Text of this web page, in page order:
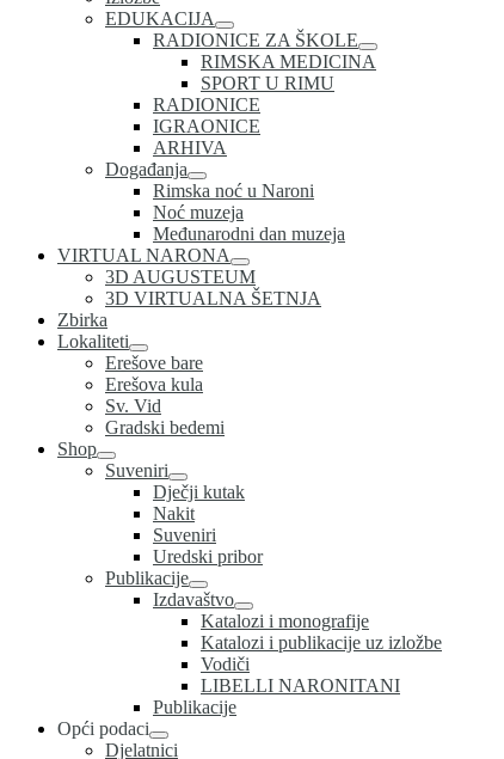
EDUKACIJA
RADIONICE ZA ŠKOLE
RIMSKA MEDICINA
SPORT U RIMU
RADIONICE
IGRAONICE
ARHIVA
Događanja
Rimska noć u Naroni
Noć muzeja
Međunarodni dan muzeja
VIRTUAL NARONA
3D AUGUSTEUM
3D VIRTUALNA ŠETNJA
Zbirka
Lokaliteti
Erešove bare
Erešova kula
Sv. Vid
Gradski bedemi
Shop
Suveniri
Dječji kutak
Nakit
Suveniri
Uredski pribor
Publikacije
Izdavaštvo
Katalozi i monografije
Katalozi i publikacije uz izložbe
Vodiči
LIBELLI NARONITANI
Publikacije
Opći podaci
Djelatnici